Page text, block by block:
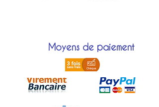
Moyens de paiement